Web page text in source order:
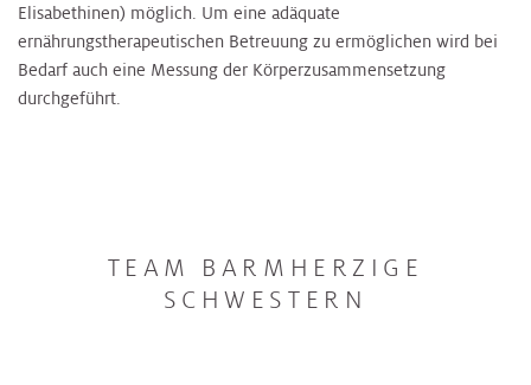
Elisabethinen) möglich. Um eine adäquate
ernährungstherapeutischen Betreuung zu ermöglichen wird bei
Bedarf auch eine Messung der Körperzusammensetzung
durchgeführt.
TEAM BARMHERZIGE
SCHWESTERN